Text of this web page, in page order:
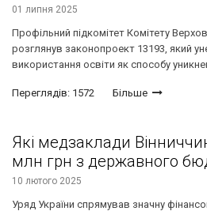
01 липня 2025
Профільний підкомітет Комітету
розглянув законопроект 13193, який
використання освіти як способу
Переглядів: 1572 Більше
Які медзаклади
млн грн з державного
10 лютого 2025
Уряд України спрямував значну